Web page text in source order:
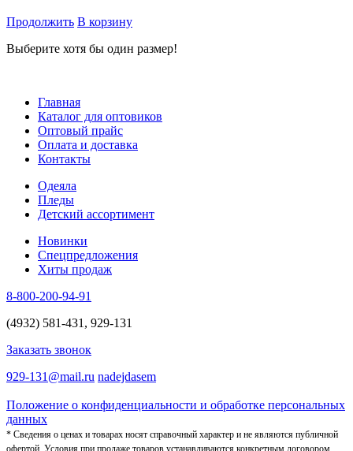
Продолжить В корзину
Выберите хотя бы один размер!
Главная
Каталог для оптовиков
Оптовый прайс
Оплата и доставка
Контакты
Одеяла
Пледы
Детский ассортимент
Новинки
Спецпредложения
Хиты продаж
8-800-200-94-91
(4932) 581-431, 929-131
Заказать звонок
929-131@mail.ru nadejdasem
Положение о конфиденциальности и обработке персональных
данных
* Сведения о ценах и товарах носят справочный характер и не являются публичной
офертой. Условия при продаже товаров устанавливаются конкретным договором